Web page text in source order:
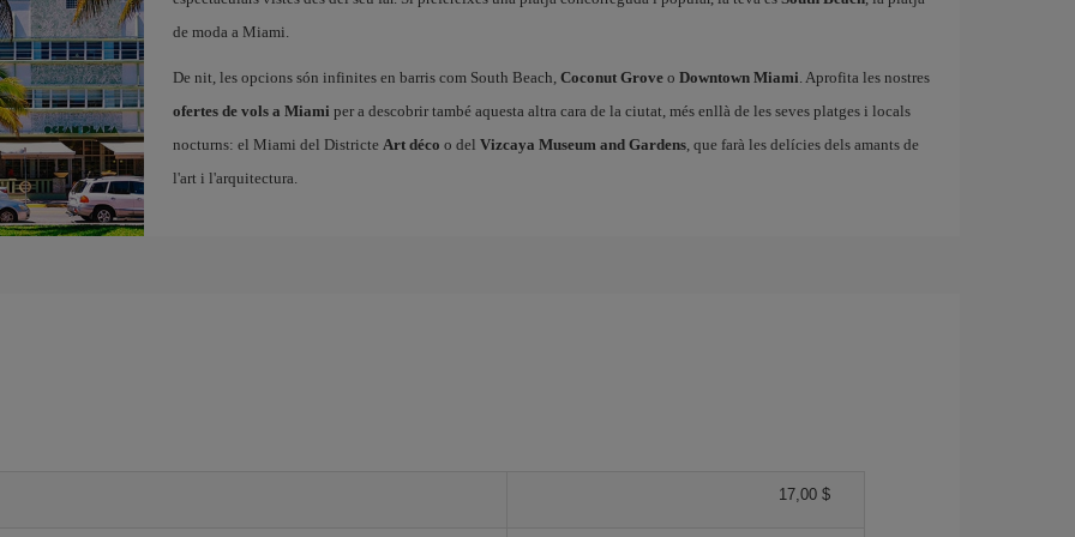
de moda a Miami.
De nit, les opcions són infinites en barris com South Beach, Coconut Groveo Downtown Miami. Aprofita les nostres
ofertes de vols a Miami per a descobrir també aquesta altra cara de la ciutat, més enllà de les seves platges i locals
nocturns: el Miami del Districte Art déco o del Vizcaya Museum and Gardens, que farà les delícies dels amants de
l'art i l'arquitectura.
17,00 $